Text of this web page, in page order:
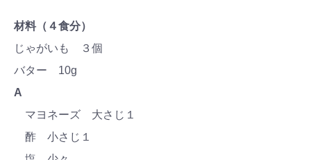
材料（４食分）
じゃがいも ３個
バター 10g
A
マヨネーズ 大さじ１
酢 小さじ１